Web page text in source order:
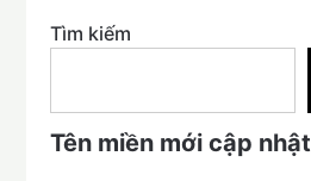
Tìm kiếm
Tên miền mới cập nhật